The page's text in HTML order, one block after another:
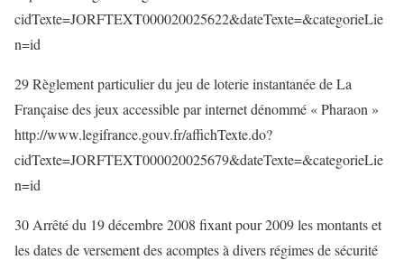
cidTexte=JORFTEXT000020025622&dateTexte=&categorieLie
n=id
29 Règlement particulier du jeu de loterie instantanée de La
Française des jeux accessible par internet dénommé « Pharaon »
http://www.legifrance.gouv.fr/affichTexte.do?
cidTexte=JORFTEXT000020025679&dateTexte=&categorieLie
n=id
30 Arrêté du 19 décembre 2008 fixant pour 2009 les montants et
les dates de versement des acomptes à divers régimes de sécurité